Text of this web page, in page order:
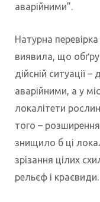
аварійними”.
Натурна
виявила, що
дійсній ситуації
аварійними, а у
локалітети
того –
знищило б ці
зрізання цілих
рельєф і краєвиди.